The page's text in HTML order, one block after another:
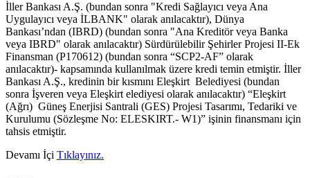
İller Bankası A.Ş. (bundan sonra "Kredi Sağlayıcı veya Ana
Uygulayıcı veya İLBANK" olarak anılacaktır), Dünya
Bankası’ndan (IBRD) (bundan sonra "Ana Kreditör veya Banka
veya IBRD" olarak anılacaktır) Sürdürülebilir Şehirler Projesi II-Ek
Finansman (P170612) (bundan sonra “SCP2-AF” olarak
anılacaktır)- kapsamında kullanılmak üzere kredi temin etmiştir. İller
Bankası A.Ş., kredinin bir kısmını Eleşkirt Belediyesi (bundan
sonra İşveren veya Eleşkirt elediyesi olarak anılacaktır) “Eleşkirt
(Ağrı) Güneş Enerjisi Santrali (GES) Projesi Tasarımı, Tedariki ve
Kurulumu (Sözleşme No: ELESKIRT.- W1)” işinin finansmanı için
tahsis etmiştir.
Devamı İçi Tıklayınız.